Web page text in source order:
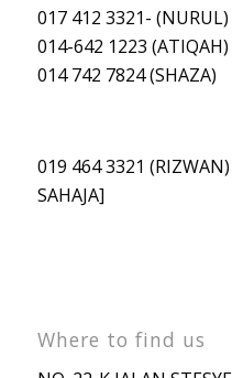
017 412 3321- (NURUL)
014-642 1223 (ATIQAH)
014 742 7824 (SHAZA)
019 464 3321
SAHAJA]
Where to find us